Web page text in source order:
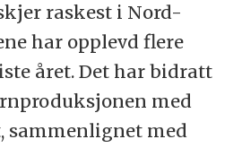
raskest i Nord-
har opplevd flere
året. Det har bidratt
med
sammenlignet med